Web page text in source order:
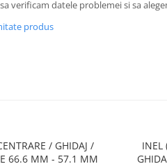
verificam datele problemei si sa
produs
/ GHIDAJ /
66.6 MM - 57.1 MM
INEL